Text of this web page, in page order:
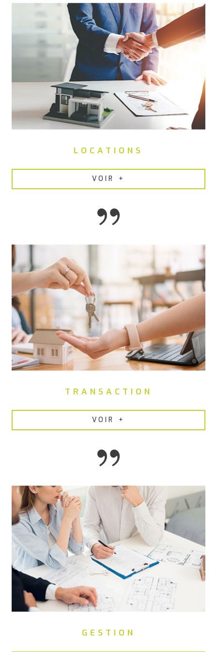
remise en état des appartements, nous proposons nos
services de gestion locative efficace à Pont-Saint-Martin
LOCATIONS
VOIR +
TRANSACTION
VOIR +
GESTION